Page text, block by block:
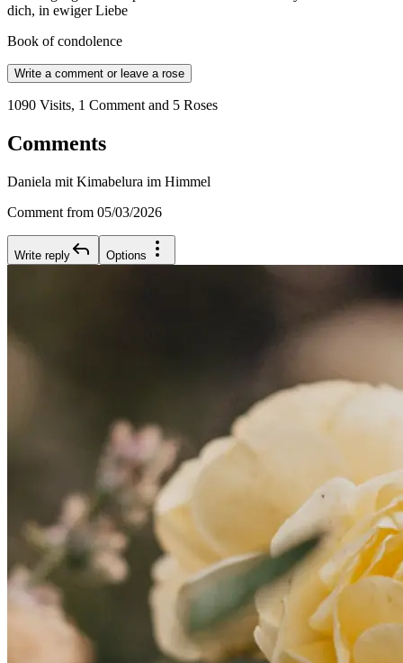
dich, in ewiger Liebe
Book of condolence
Write a comment or leave a rose
1090 Visits, 1 Comment and 5 Roses
Comments
Daniela mit Kimabelura im Himmel
Comment from 05/03/2026
Write reply Options